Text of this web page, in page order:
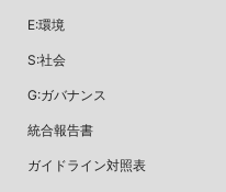
E:環境
S:社会
G:ガバナンス
統合報告書
ガイドライン対照表